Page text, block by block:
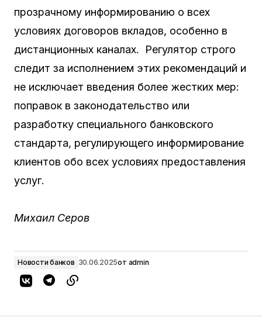
прозрачному информированию о всех
условиях договоров вкладов, особенно в
дистанционных каналах. Регулятор строго
следит за исполнением этих рекомендаций и
не исключает введения более жестких мер:
поправок в законодательство или
разработку специального банковского
стандарта, регулирующего информирование
клиентов обо всех условиях предоставления
услуг.
Михаил Серов
Новости банков 30.06.2025от admin